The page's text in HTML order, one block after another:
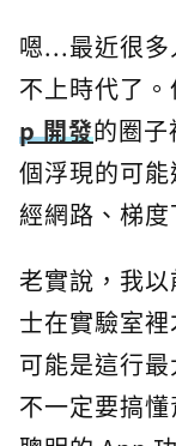
嗯...最近很
不上時代了
p 開發的圈
個浮現的可
經網路、梯
老實說，我
士在實驗室
可能是這行
不一定要搞